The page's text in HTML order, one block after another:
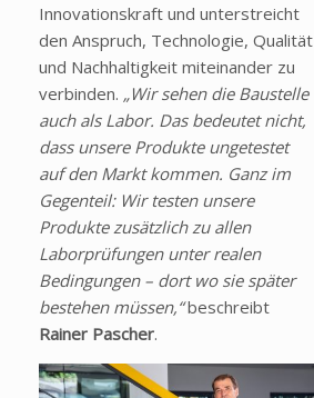
Innovationskraft und unterstreicht
den Anspruch, Technologie, Qualität
und Nachhaltigkeit miteinander zu
verbinden. „Wir sehen die Baustelle
auch als Labor. Das bedeutet nicht,
dass unsere Produkte ungetestet
auf den Markt kommen. Ganz im
Gegenteil: Wir testen unsere
Produkte zusätzlich zu allen
Laborprüfungen unter realen
Bedingungen – dort wo sie später
bestehen müssen,“beschreibt
Rainer Pascher.